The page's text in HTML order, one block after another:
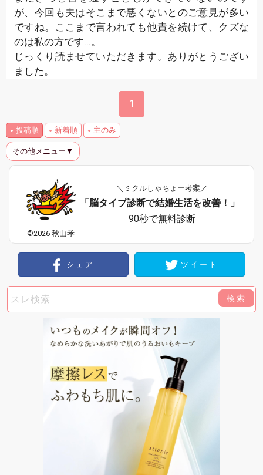
が、今回も夫はそこまで悪くないとのご意見が多い
ですね。ここまで言われても他責を続けて、クズな
のは私の方です...。
じっくり読ませていただきます。ありがとうござい
ました。
1
投稿順 新着順 主のみ
その他メニュー▼
©2026 秋山孝
＼ミクルしゃちょー考案／
「脳タイプ診断で結婚生活を改善！」
90秒で無料診断
シェア ツイート
検索